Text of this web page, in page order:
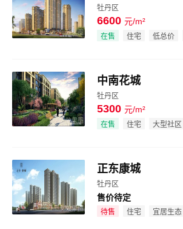
效果图
牡丹区
6600 元/m²
在售 住宅 低总价
效果图
中南花城
牡丹区
5300 元/m²
在售 住宅 大型社区
效果图
正东康城
牡丹区
售价待定
待售 住宅 宜居生态